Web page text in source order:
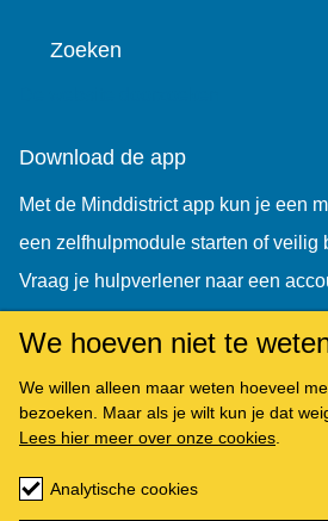
We hoeven niet te
We willen alleen maar weten hoeveel
bezoeken. Maar als je wilt kun je dat
Lees hier meer over onze cookies
Analytische cookies
Zoeken
Download de app
Met de Minddistrict app kun je een
een zelfhulpmodule starten of veilig
Vraag je hulpverlener naar een
Copyright © Minddistrict 2026. All rights